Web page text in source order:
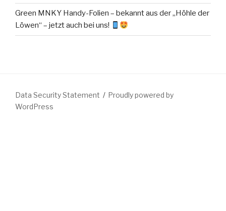
Green MNKY Handy-Folien – bekannt aus der „Höhle der
Löwen“ – jetzt auch bei uns!
Data Security Statement
Proudly powered by
WordPress